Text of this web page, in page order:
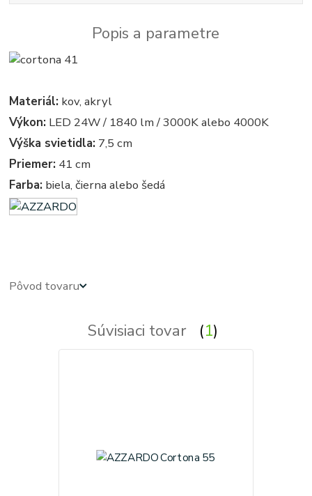
Popis a parametre
Materiál: kov, akryl
Výkon: LED 24W / 1840 lm / 3000K alebo 4000K
Výška svietidla: 7,5 cm
Priemer: 41 cm
Farba: biela, čierna alebo šedá
Pôvod tovaru
Súvisiaci tovar 1